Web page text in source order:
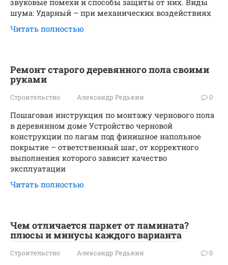
звуковые помехи и способы защиты от них. Виды
шума: Ударный – при механических воздействиях
Читать полностью
Ремонт старого деревянного пола своими
руками
Строительство Александр Редькин 0
Пошаговая инструкция по монтажу чернового пола
в деревянном доме Устройство черновой
конструкции по лагам под финишное напольное
покрытие – ответственный шаг, от корректного
выполнения которого зависит качество
эксплуатации
Читать полностью
Чем отличается паркет от ламината?
плюсы и минусы каждого варианта
Строительство Александр Редькин 0